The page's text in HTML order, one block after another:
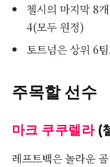
첼시의 마지막 8
4(모두 원정)
토트넘은 상위 6
주목할 선수
마크 쿠쿠렐라 (
레프트백은 놀라운